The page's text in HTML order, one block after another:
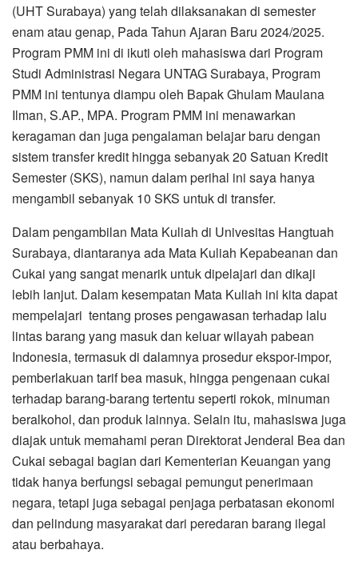
(UHT Surabaya) yang telah dilaksanakan di semester
enam atau genap, Pada Tahun Ajaran Baru 2024/2025.
Program PMM ini di ikuti oleh mahasiswa dari Program
Studi Administrasi Negara UNTAG Surabaya, Program
PMM ini tentunya diampu oleh Bapak Ghulam Maulana
Ilman, S.AP., MPA. Program PMM ini menawarkan
keragaman dan juga pengalaman belajar baru dengan
sistem transfer kredit hingga sebanyak 20 Satuan Kredit
Semester (SKS), namun dalam perihal ini saya hanya
mengambil sebanyak 10 SKS untuk di transfer.
Dalam pengambilan Mata Kuliah di Univesitas Hangtuah
Surabaya, diantaranya ada Mata Kuliah Kepabeanan dan
Cukai yang sangat menarik untuk dipelajari dan dikaji
lebih lanjut. Dalam kesempatan Mata Kuliah ini kita dapat
mempelajari tentang proses pengawasan terhadap lalu
lintas barang yang masuk dan keluar wilayah pabean
Indonesia, termasuk di dalamnya prosedur ekspor-impor,
pemberlakuan tarif bea masuk, hingga pengenaan cukai
terhadap barang-barang tertentu seperti rokok, minuman
beralkohol, dan produk lainnya. Selain itu, mahasiswa juga
diajak untuk memahami peran Direktorat Jenderal Bea dan
Cukai sebagai bagian dari Kementerian Keuangan yang
tidak hanya berfungsi sebagai pemungut penerimaan
negara, tetapi juga sebagai penjaga perbatasan ekonomi
dan pelindung masyarakat dari peredaran barang ilegal
atau berbahaya.